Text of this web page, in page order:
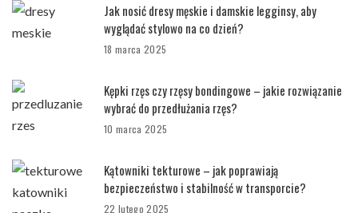
Jak nosić dresy męskie i damskie legginsy, aby
wyglądać stylowo na co dzień?
18 marca 2025
Kępki rzęs czy rzęsy bondingowe – jakie rozwiązanie
wybrać do przedłużania rzęs?
10 marca 2025
Kątowniki tekturowe – jak poprawiają
bezpieczeństwo i stabilność w transporcie?
22 lutego 2025